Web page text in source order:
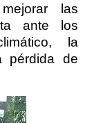
las
ante los
la
pérdida de